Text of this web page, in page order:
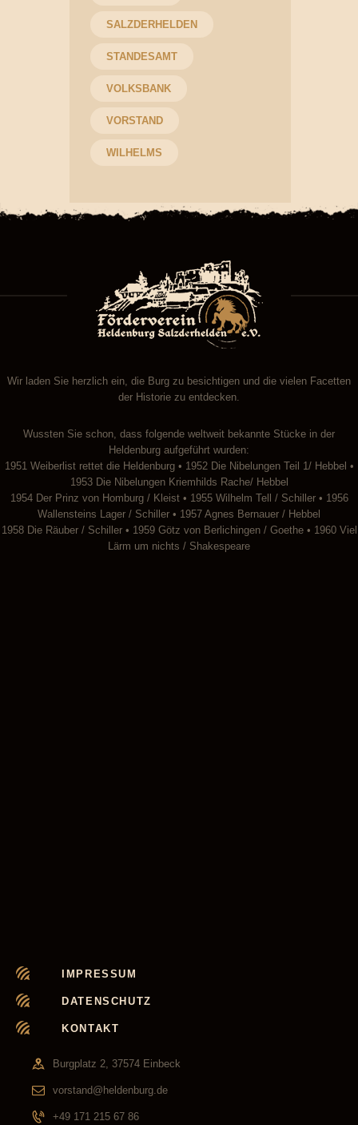
SALZDERHELDEN
STANDESAMT
VOLKSBANK
VORSTAND
WILHELMS
Wir laden Sie herzlich ein, die Burg zu besichtigen und die vielen Facetten
der Historie zu entdecken.
Wussten Sie schon, dass folgende weltweit bekannte Stücke in der
Heldenburg aufgeführt wurden:
1951 Weiberlist rettet die Heldenburg • 1952 Die Nibelungen Teil 1/ Hebbel •
1953 Die Nibelungen Kriemhilds Rache/ Hebbel
1954 Der Prinz von Homburg / Kleist • 1955 Wilhelm Tell / Schiller • 1956
Wallensteins Lager / Schiller • 1957 Agnes Bernauer / Hebbel
1958 Die Räuber / Schiller • 1959 Götz von Berlichingen / Goethe • 1960 Viel
Lärm um nichts / Shakespeare
IMPRESSUM
DATENSCHUTZ
KONTAKT
Burgplatz 2, 37574 Einbeck
vorstand@heldenburg.de
+49 171 215 67 86